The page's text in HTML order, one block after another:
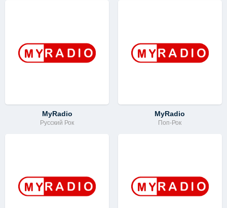
MyRadio
Русский Рок
MyRadio
Поп-Рок